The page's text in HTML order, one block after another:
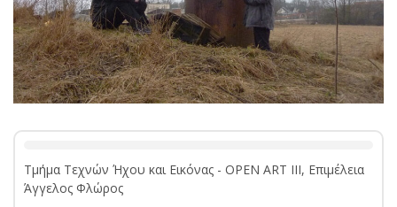
Τμήμα Τεχνών Ήχου και Εικόνας - OPEN ART III, Επιμέλεια
Άγγελος Φλώρος